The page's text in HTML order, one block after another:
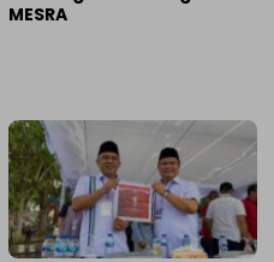
MESRA